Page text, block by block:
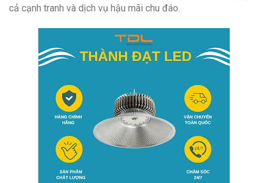
cả cạnh tranh và dịch vụ hậu mãi chu đáo.